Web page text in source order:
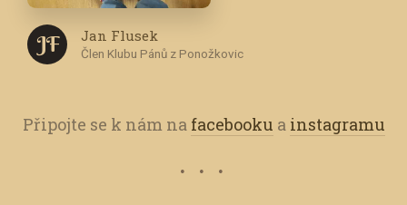
J F Jan Flusek
Člen Klubu Pánů z Ponožkovic
Připojte se k nám na facebooku a instagramu